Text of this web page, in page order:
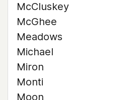
McCluskey
McGhee
Meadows
Michael
Miron
Monti
Moon